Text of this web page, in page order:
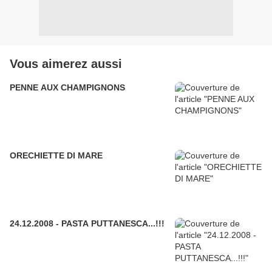
Vous aimerez aussi
PENNE AUX CHAMPIGNONS
ORECHIETTE DI MARE
24.12.2008 - PASTA PUTTANESCA...!!!